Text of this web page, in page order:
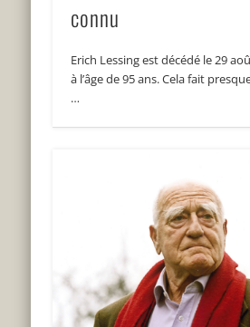
connu
Erich Lessing est décédé le 29
à l’âge de 95 ans. Cela fait
…